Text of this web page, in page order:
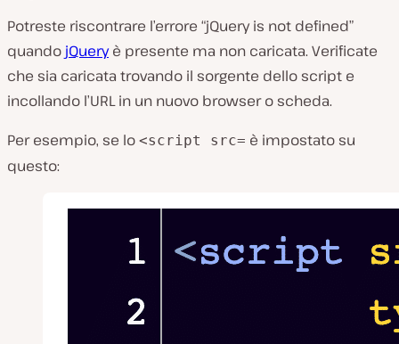
Potreste riscontrare l’errore “jQuery is not defined”
quando jQueryè presente ma non caricata. Verificate
che sia caricata trovando il sorgente dello script e
incollando l’URL in un nuovo browser o scheda.
Per esempio, se lo <script src= è impostato su
questo: